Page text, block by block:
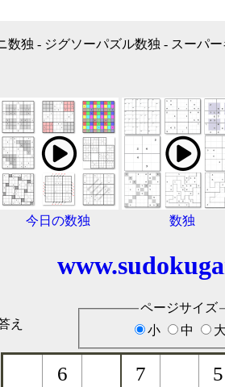
数独 - ジグソーパズル数独 - スーパ
今日の数独 数独
え
ページサイズ
小
中